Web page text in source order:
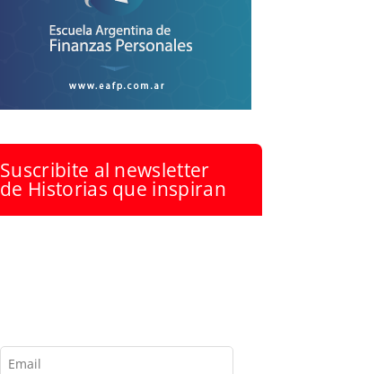
Suscribite al newsletter
de Historias que inspiran